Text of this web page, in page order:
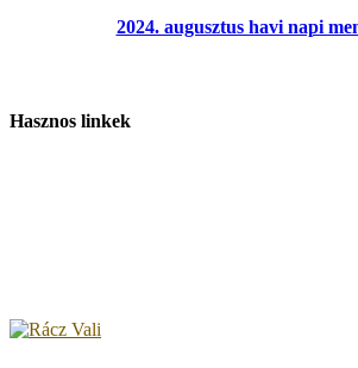
2024. augusztus havi napi
Hasznos linkek